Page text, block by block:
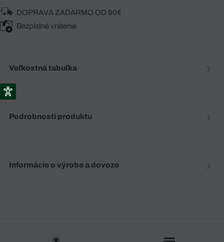
DOPRAVA ZADARMO OD 90€
Bezplatné vrátenie
Veľkostná tabuľka
Podrobnosti produktu
Informácie o výrobe a dovoze